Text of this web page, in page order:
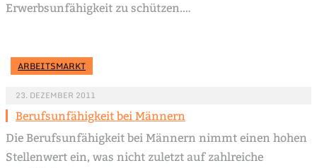
Erwerbsunfähigkeit zu schützen.…
ARBEITSMARKT
23. DEZEMBER 2011
Berufsunfähigkeit bei Männern
Die Berufsunfähigkeit bei Männern nimmt einen hohen
Stellenwert ein, was nicht zuletzt auf zahlreiche